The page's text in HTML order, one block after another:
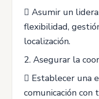
 Asumir un
flexibilidad,
localización.
2. Asegurar la
 Establecer una
comunicación con